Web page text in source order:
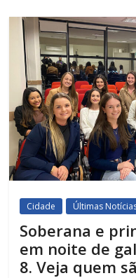
Cidade Últimas
Soberana e
em noite de
8. Veja quem